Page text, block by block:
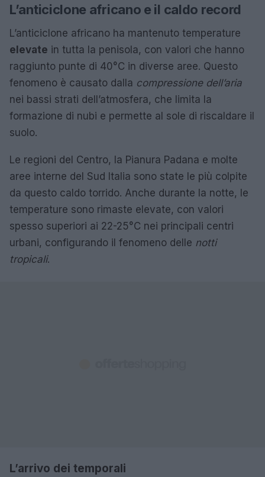
L’anticiclone africano e il caldo record
L’anticiclone africano ha mantenuto temperature
elevate in tutta la penisola, con valori che hanno
raggiunto punte di 40°C in diverse aree. Questo
fenomeno è causato dalla compressione dell’aria
nei bassi strati dell’atmosfera, che limita la
formazione di nubi e permette al sole di riscaldare il
suolo.
Le regioni del Centro, la Pianura Padana e molte
aree interne del Sud Italia sono state le più colpite
da questo caldo torrido. Anche durante la notte, le
temperature sono rimaste elevate, con valori
spesso superiori ai 22-25°C nei principali centri
urbani, configurando il fenomeno delle notti
tropicali.
L’arrivo dei temporali